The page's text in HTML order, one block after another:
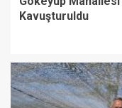
Kavuşturuldu